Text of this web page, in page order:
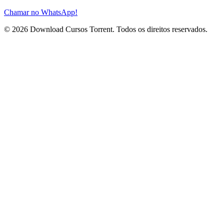
Chamar no WhatsApp!
© 2026 Download Cursos Torrent. Todos os direitos reservados.